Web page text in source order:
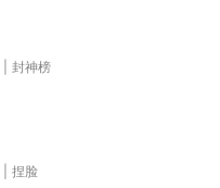
封神榜
捏脸